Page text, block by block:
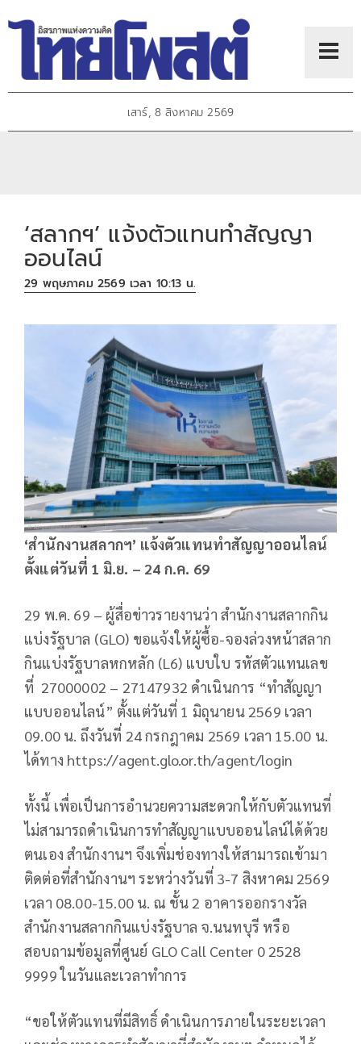
เสาร์, 8 สิงหาคม 2569
‘สลากฯ’ แจ้งตัวแทนทำสัญญา
ออนไลน์
29 พฤษภาคม 2569 เวลา 10:13 น.
‘สำนักงานสลากฯ’ แจ้งตัวแทนทำสัญญาออนไลน์
ตั้งแต่วันที่ 1 มิ.ย. – 24 ก.ค. 69
29 พ.ค. 69 – ผู้สื่อข่าวรายงานว่า สำนักงานสลากกิน
แบ่งรัฐบาล (GLO) ขอแจ้งให้ผู้ซื้อ-จองล่วงหน้าสลาก
กินแบ่งรัฐบาลหกหลัก (L6) แบบใบ รหัสตัวแทนเลข
ที่ 27000002 – 27147932 ดำเนินการ “ทำสัญญา
แบบออนไลน์” ตั้งแต่วันที่ 1 มิถุนายน 2569 เวลา
09.00 น. ถึงวันที่ 24 กรกฎาคม 2569 เวลา 15.00 น.
ได้ทาง https://agent.glo.or.th/agent/login
ทั้งนี้ เพื่อเป็นการอำนวยความสะดวกให้กับตัวแทนที่
ไม่สามารถดำเนินการทำสัญญาแบบออนไลน์ได้ด้วย
ตนเอง สำนักงานฯ จึงเพิ่มช่องทางให้สามารถเข้ามา
ติดต่อที่สำนักงานฯ ระหว่างวันที่ 3-7 สิงหาคม 2569
เวลา 08.00-15.00 น. ณ ชั้น 2 อาคารออกรางวัล
สำนักงานสลากกินแบ่งรัฐบาล จ.นนทบุรี หรือ
สอบถามข้อมูลที่ศูนย์ GLO Call Center 0 2528
9999 ในวันและเวลาทำการ
“ขอให้ตัวแทนที่มีสิทธิ์ ดำเนินการภายในระยะเวลา